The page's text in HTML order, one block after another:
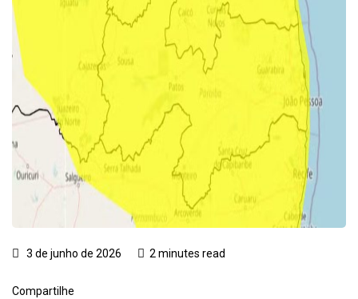
3 de junho de 2026 2 minutes read
Compartilhe